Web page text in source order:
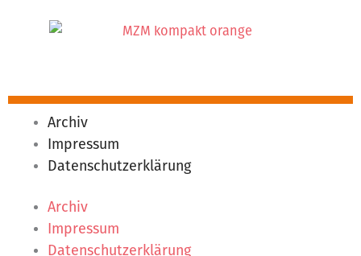
Archiv
Impressum
Datenschutzerklärung
Archiv
Impressum
Datenschutzerklärung